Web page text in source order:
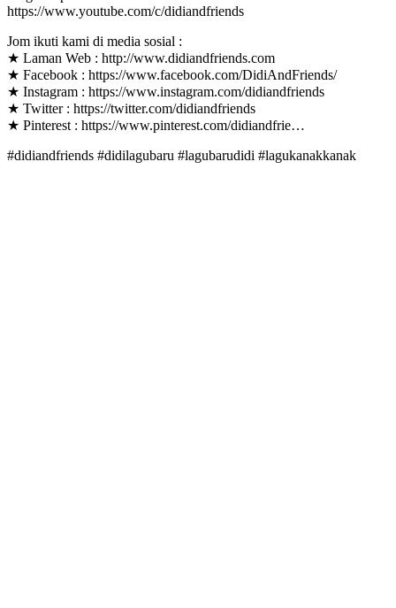
https://www.youtube.com/c/didiandfriends
Jom ikuti kami di media sosial :
★ Laman Web : http://www.didiandfriends.com
★ Facebook : https://www.facebook.com/DidiAndFriends/
★ Instagram : https://www.instagram.com/didiandfriends
★ Twitter : https://twitter.com/didiandfriends
★ Pinterest : https://www.pinterest.com/didiandfrie…
#didiandfriends #didilagubaru #lagubarudidi #lagukanakkanak